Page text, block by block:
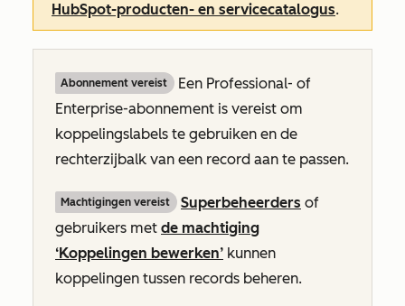
HubSpot-producten- en servicecatalogus.
Abonnement vereist Een Professional- of
Enterprise-abonnement is vereist om
koppelingslabels te gebruiken en de
rechterzijbalk van een record aan te passen.
Machtigingen vereist Superbeheerders of
gebruikers met de machtiging
‘Koppelingen bewerken’ kunnen
koppelingen tussen records beheren.